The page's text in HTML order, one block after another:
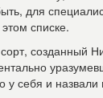
для
списке.
созданный
у себя и